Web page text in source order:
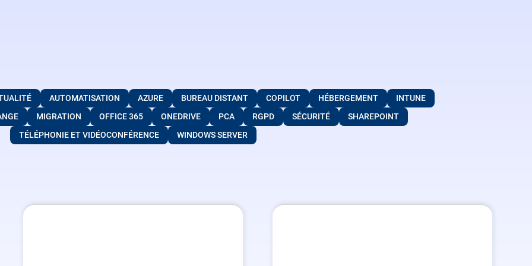
AUTOMATISATION AZURE BUREAU DISTANT COPILOT HÉBERGEMENT
INTUNE
MIGRATION OFFICE 365 ONEDRIVE PCA RGPD SÉCURITÉ
SHAREPOINT
TÉLÉPHONIE ET VIDÉOCONFÉRENCE
WINDOWS SERVER